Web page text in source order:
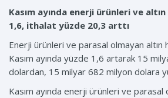
Kasım ayında enerji ürünleri ve
1,6, ithalat yüzde 20,3 arttı
Enerji ürünleri ve parasal olmayan altın
Kasım ayında yüzde 1,6 artarak 15
dolardan, 15 milyar 682 milyon dolara
Kasım ayında enerji ürünleri ve parasal